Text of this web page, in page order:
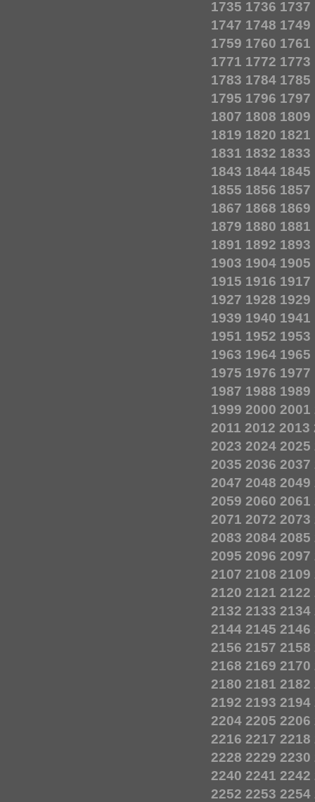
1735 1736 1737
1747 1748 1749
1759 1760 1761
1771 1772 1773
1783 1784 1785
1795 1796 1797
1807 1808 1809
1819 1820 1821
1831 1832 1833
1843 1844 1845
1855 1856 1857
1867 1868 1869
1879 1880 1881
1891 1892 1893
1903 1904 1905
1915 1916 1917
1927 1928 1929
1939 1940 1941
1951 1952 1953
1963 1964 1965
1975 1976 1977
1987 1988 1989
1999 2000 2001
2011 2012 2013
2023 2024 2025
2035 2036 2037
2047 2048 2049
2059 2060 2061
2071 2072 2073
2083 2084 2085
2095 2096 2097
2107 2108 2109
2120 2121 2122
2132 2133 2134
2144 2145 2146
2156 2157 2158
2168 2169 2170
2180 2181 2182
2192 2193 2194
2204 2205 2206
2216 2217 2218
2228 2229 2230
2240 2241 2242
2252 2253 2254